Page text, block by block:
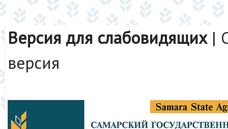
Версия для слабовидящих|
версия